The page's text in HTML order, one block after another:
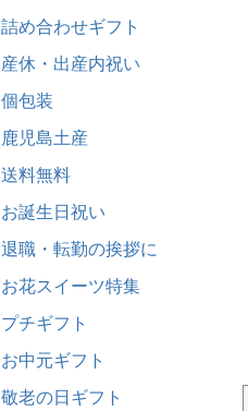
詰め合わせギフト
産休・出産内祝い
個包装
鹿児島土産
送料無料
お誕生日祝い
退職・転勤の挨拶に
お花スイーツ特集
プチギフト
お中元ギフト
敬老の日ギフト